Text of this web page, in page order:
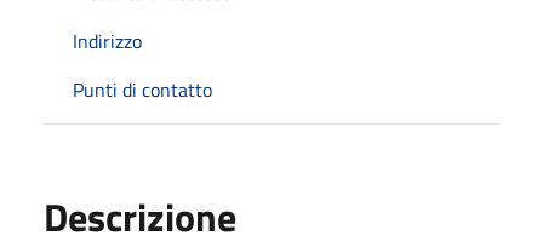
Indirizzo
Punti di contatto
Descrizione